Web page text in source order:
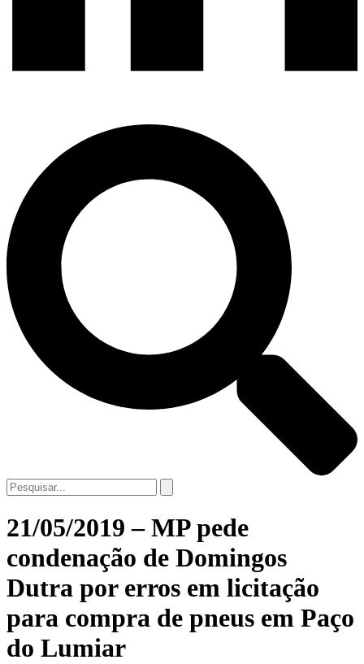
21/05/2019 – MP pede
condenação de Domingos
Dutra por erros em licitação
para compra de pneus em Paço
do Lumiar